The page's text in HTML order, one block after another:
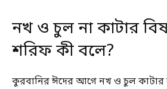
নখ ও চুল না কাটার
শরিফ কী বলে?
কুরবানির ঈদের আগে নখ ও চুল কাটার